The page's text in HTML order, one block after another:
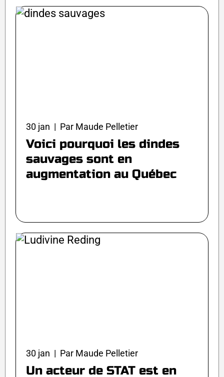
30 jan | Par Maude Pelletier
Voici pourquoi les dindes
sauvages sont en
augmentation au Québec
30 jan | Par Maude Pelletier
Un acteur de STAT est en